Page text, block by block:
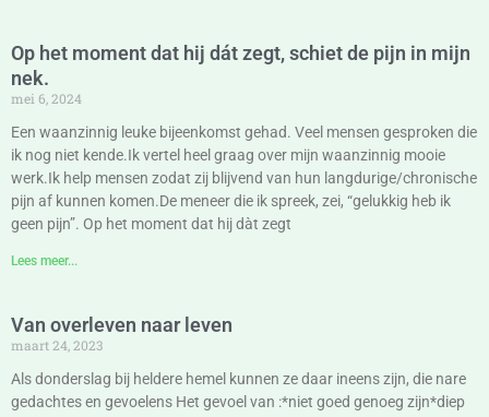
Op het moment dat hij dát zegt, schiet de pijn in mijn
nek.
mei 6, 2024
Een waanzinnig leuke bijeenkomst gehad. Veel mensen gesproken die
ik nog niet kende.Ik vertel heel graag over mijn waanzinnig mooie
werk.Ik help mensen zodat zij blijvend van hun langdurige/chronische
pijn af kunnen komen.De meneer die ik spreek, zei, “gelukkig heb ik
geen pijn”. Op het moment dat hij dàt zegt
Lees meer...
Van overleven naar leven
maart 24, 2023
Als donderslag bij heldere hemel kunnen ze daar ineens zijn, die nare
gedachtes en gevoelens Het gevoel van :*niet goed genoeg zijn*diep